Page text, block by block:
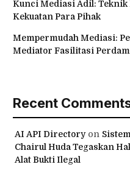
Kunci Mediasi Adil:
Kekuatan Para Pihak
Mempermudah Mediasi:
Mediator Fasilitasi
Recent
AI API Directoryon
Chairul Huda Tegaskan
Alat Bukti Ilegal